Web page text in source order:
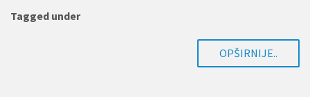
Tagged under
OPŠIRNIJE..